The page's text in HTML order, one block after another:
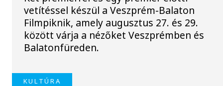
vetítéssel készül a Veszprém-Balaton
Filmpiknik, amely augusztus 27. és 29.
között várja a nézőket Veszprémben és
Balatonfüreden.
KULTÚRA